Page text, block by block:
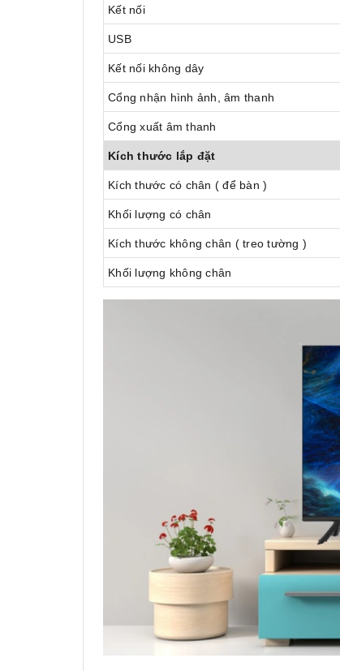
Kết nối
USB
Kết nối không dây
Cổng nhận hình ảnh, âm thanh
Cổng xuất âm thanh
Kích thước lắp đặt
Kích thước có chân ( để bàn )
Khối lượng có chân
Kích thước không chân ( treo tường )
Khối lượng không chân